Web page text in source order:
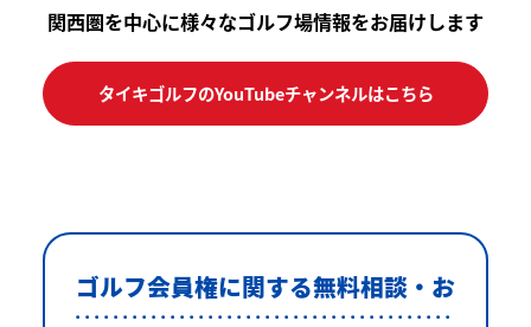
関西圏を中心に様々なゴルフ場情報をお届けします
タイキゴルフのYouTubeチャンネルはこちら
ゴルフ会員権に関する無料相談・お